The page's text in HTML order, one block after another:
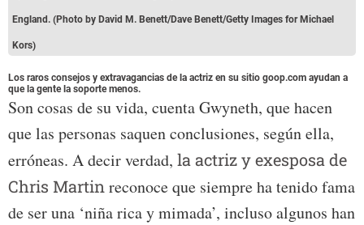
England. (Photo by David M. Benett/Dave Benett/Getty Images for Michael
Kors)
Los raros consejos y extravagancias de la actriz en su sitio goop.com ayudan a
que la gente la soporte menos.
Son cosas de su vida, cuenta Gwyneth, que hacen
que las personas saquen conclusiones, según ella,
erróneas. A decir verdad, la actriz y exesposa de
Chris Martinreconoce que siempre ha tenido fama
de ser una ‘niña rica y mimada’, incluso algunos han